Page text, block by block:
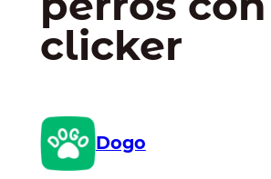
clicker
Dogo